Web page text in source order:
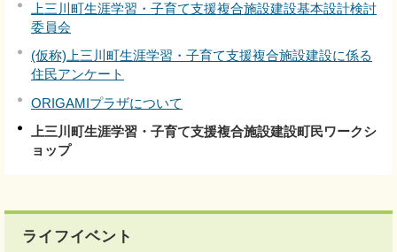
上三川町生涯学習・子育て支援複合施設建設基本設計検討
委員会
(仮称)上三川町生涯学習・子育て支援複合施設建設に係る
住民アンケート
ORIGAMIプラザについて
上三川町生涯学習・子育て支援複合施設建設町民ワークシ
ョップ
ライフイベント